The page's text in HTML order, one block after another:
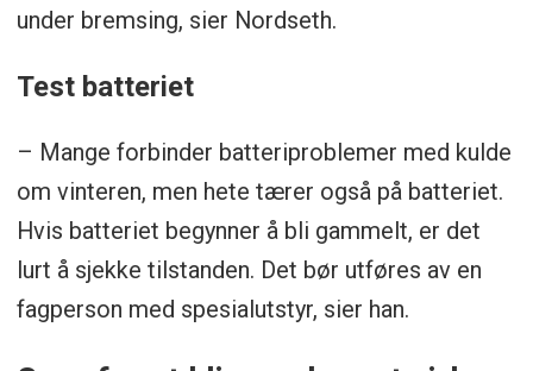
under bremsing, sier Nordseth.
Test batteriet
– Mange forbinder batteriproblemer med kulde
om vinteren, men hete tærer også på batteriet.
Hvis batteriet begynner å bli gammelt, er det
lurt å sjekke tilstanden. Det bør utføres av en
fagperson med spesialutstyr, sier han.